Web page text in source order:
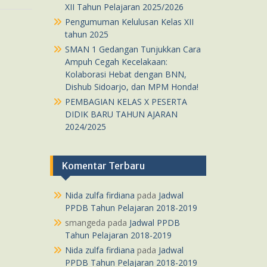
XII Tahun Pelajaran 2025/2026
Pengumuman Kelulusan Kelas XII
tahun 2025
SMAN 1 Gedangan Tunjukkan Cara
Ampuh Cegah Kecelakaan:
Kolaborasi Hebat dengan BNN,
Dishub Sidoarjo, dan MPM Honda!
PEMBAGIAN KELAS X PESERTA
DIDIK BARU TAHUN AJARAN
2024/2025
Komentar Terbaru
Nida zulfa firdiana pada Jadwal
PPDB Tahun Pelajaran 2018-2019
smangeda pada Jadwal PPDB
Tahun Pelajaran 2018-2019
Nida zulfa firdiana pada Jadwal
PPDB Tahun Pelajaran 2018-2019